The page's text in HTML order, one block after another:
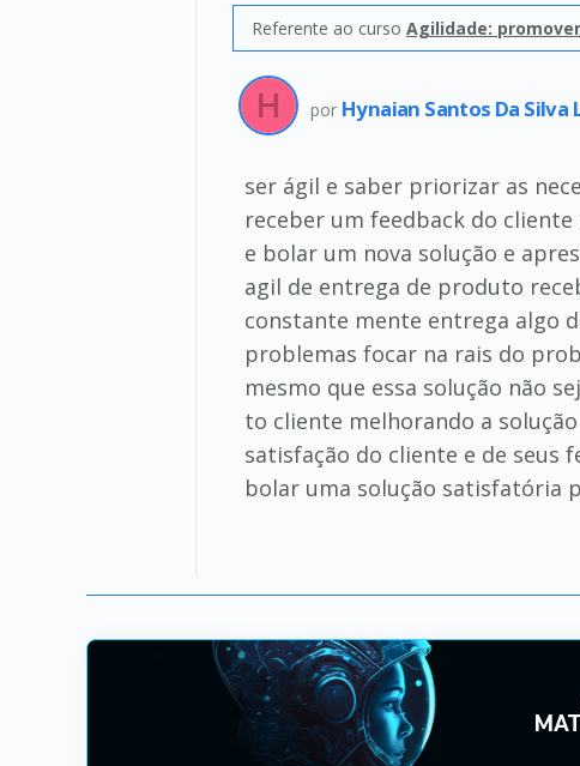
Referente ao curso Agilidade:
por Hynaian Santos Da Silva
ser ágil e saber priorizar as
receber um feedback do
e bolar um nova solução e
agil de entrega de produto
constante mente entrega algo
problemas focar na rais do
mesmo que essa solução não
to cliente melhorando a
satisfação do cliente e de seus
bolar uma solução satisfatória